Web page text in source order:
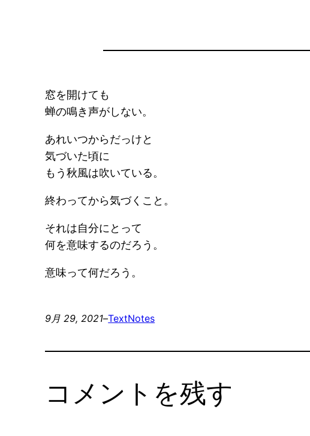
窓を開けても
蝉の鳴き声がしない。
あれいつからだっけと
気づいた頃に
もう秋風は吹いている。
終わってから気づくこと。
それは自分にとって
何を意味するのだろう。
意味って何だろう。
9月 29, 2021–TextNotes
コメントを残す